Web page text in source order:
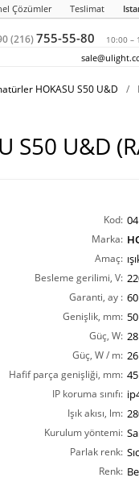
Çözümler Teslimat
(216)755-55-80 10:00 –
HOKASU S50 U&D /
S50 U&D
Kod:
Marka:
Amaç:
Besleme gerilimi, V:
Garanti, ay : 60
Genişlik, mm: 50
Güç, W: 28
Güç, W / m: 26
Hafif parça genişliği, mm: 45
IP koruma sınıfı:
Işık akısı, lm:
Kurulum yöntemi:
Parlak renk:
Renk: